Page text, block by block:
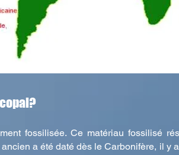
fossilisée. Ce matériau fossilisé
a été daté dès le Carbonifère, il